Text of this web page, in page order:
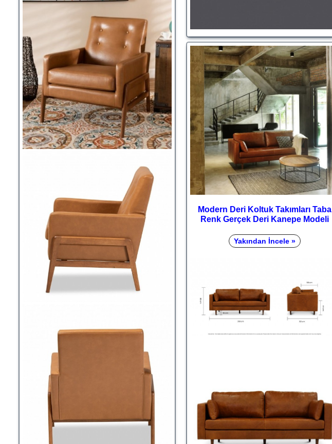
Modern Deri Koltuk Takımları Taba
Renk Gerçek Deri Kanepe Modeli
Yakından İncele »